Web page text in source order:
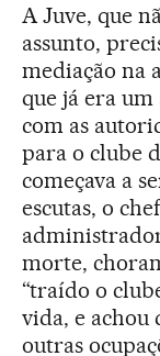
A Juve, que
assunto,
mediação na
que já era
com as
para o clube
começava a
escutas, o
morte,
“traído o
vida, e achou
outras